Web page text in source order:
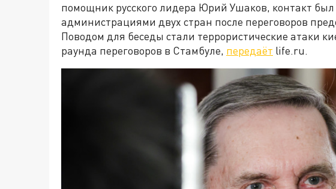
помощник русского лидера Юрий Ушаков, контакт был
администрациями двух стран после переговоров
Поводом для беседы стали террористические атаки
раунда переговоров в Стамбуле, передаёт life.ru.